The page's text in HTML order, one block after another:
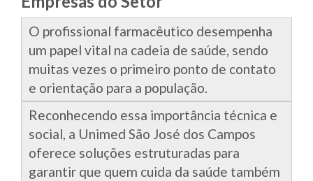
O profissional farmacêutico desempenha
um papel vital na cadeia de saúde, sendo
muitas vezes o primeiro ponto de contato
e orientação para a população.
Reconhecendo essa importância técnica e
social, a Unimed São José dos Campos
oferece soluções estruturadas para
garantir que quem cuida da saúde também